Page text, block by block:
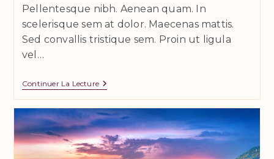
Pellentesque nibh. Aenean quam. In
scelerisque sem at dolor. Maecenas mattis.
Sed convallis tristique sem. Proin ut ligula
vel…
Continuer La LectureVelusce
Suscipit
Quis
Luctus